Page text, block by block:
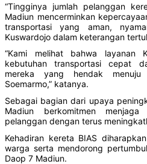
“Tingginya jumlah pelanggan
Madiun mencerminkan
transportasi yang aman,
Kuswardojo dalam keterangan
“Kami melihat bahwa layanan
kebutuhan transportasi cepat
mereka yang hendak menuju
Soemarmo,” katanya.
Sebagai bagian dari upaya
Madiun berkomitmen
pelanggan dengan terus
Kehadiran kereta BIAS
warga serta mendorong
Daop 7 Madiun.